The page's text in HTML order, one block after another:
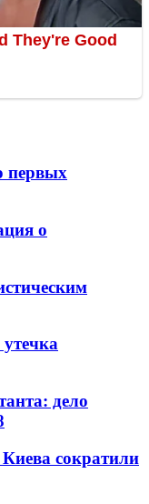
первых
о
дело
сократили